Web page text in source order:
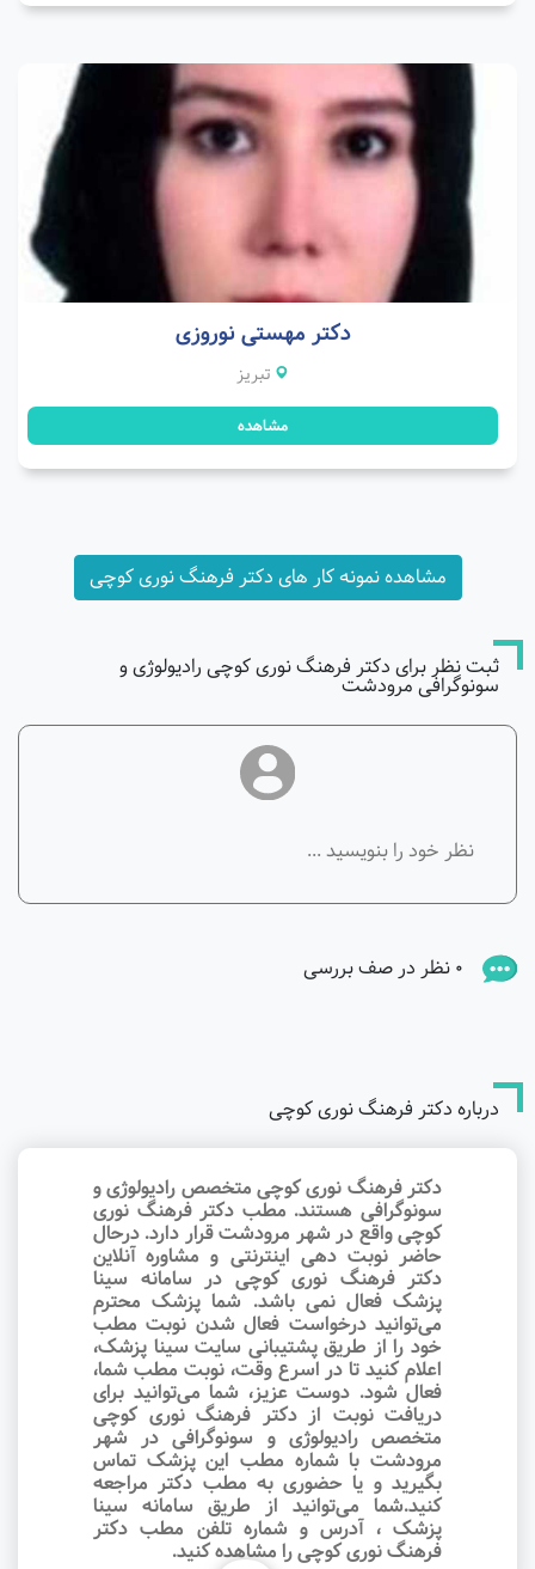
دکتر مهستی نوروزی
تبریز
مشاهده
مشاهده نمونه کار های دکتر فرهنگ نوری کوچی
ثبت نظر برای دکتر فرهنگ نوری کوچی رادیولوژی و
سونوگرافی مرودشت
0 نظر در صف بررسی
درباره دکتر فرهنگ نوری کوچی
دکتر فرهنگ نوری کوچی متخصص رادیولوژی و
سونوگرافی هستند. مطب دکتر فرهنگ نوری
کوچی واقع در شهر مرودشت قرار دارد. درحال
حاضر نوبت‌ دهی اینترنتی و مشاوره آنلاین
دکتر فرهنگ نوری کوچی در سامانه سینا
پزشک فعال نمی باشد. شما پزشک محترم
می‌توانید درخواست فعال شدن نوبت مطب
خود را از طریق پشتیبانی سایت سینا پزشک،
اعلام کنید تا در اسرع وقت‌، نوبت مطب شما،
فعال شود. دوست عزیز، شما می‌توانید برای
دریافت نوبت از دکتر فرهنگ نوری کوچی
متخصص رادیولوژی و سونوگرافی در شهر
مرودشت با شماره مطب این پزشک تماس
بگیرید و یا حضوری به مطب دکتر مراجعه
کنید.شما می‌توانید از طریق سامانه سینا
پزشک ، آدرس و شماره تلفن مطب دکتر
فرهنگ نوری کوچی را مشاهده کنید.